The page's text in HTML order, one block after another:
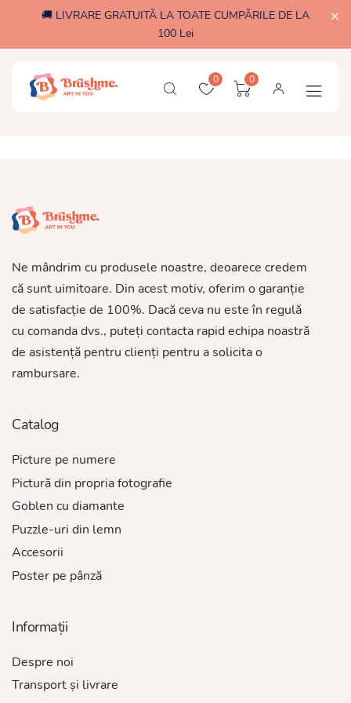
🚚 LIVRARE GRATUITĂ LA TOATE CUMPĂRILE DE LA
100 Lei
0 0
Ne mândrim cu produsele noastre, deoarece credem
că sunt uimitoare. Din acest motiv, oferim o garanție
de satisfacție de 100%. Dacă ceva nu este în regulă
cu comanda dvs., puteți contacta rapid echipa noastră
de asistență pentru clienți pentru a solicita o
rambursare.
Catalog
Picture pe numere
Pictură din propria fotografie
Goblen cu diamante
Puzzle-uri din lemn
Accesorii
Poster pe pânză
Informații
Despre noi
Transport și livrare